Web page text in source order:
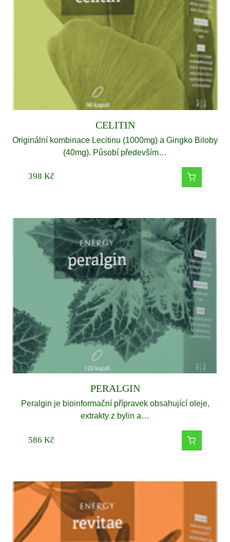
CELITIN
Originální kombinace Lecitinu (1000mg) a Gingko Biloby
(40mg). Působí především…
398 Kč
PERALGIN
Peralgin je bioinformační přípravek obsahující oleje,
extrakty z bylin a…
586 Kč